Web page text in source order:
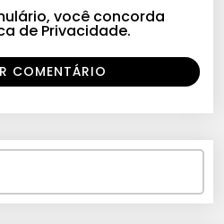
você concorda
de Privacidade.